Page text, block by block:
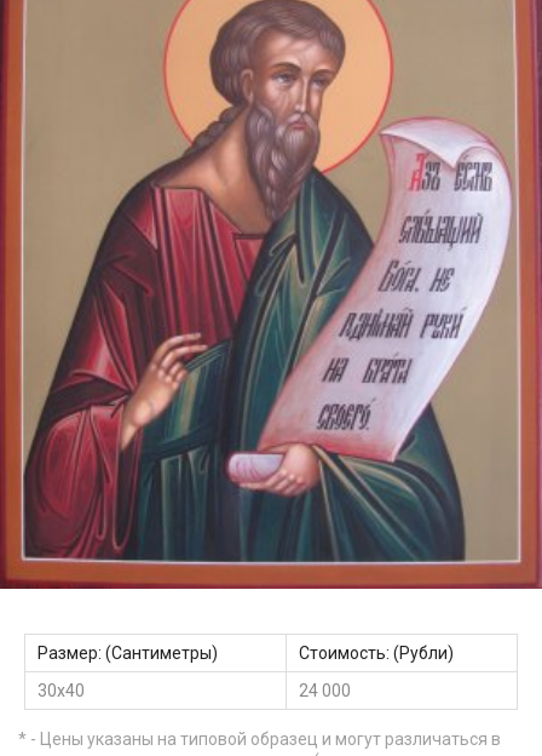
Размер: (Сантиметры)
Стоимость: (Рубли)
30х40
24 000
* - Цены указаны на типовой образец и могут различаться в